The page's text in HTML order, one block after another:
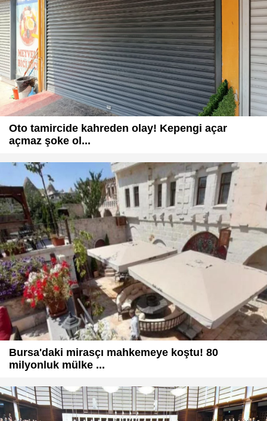
Oto tamircide kahreden olay! Kepengi açar
açmaz şoke ol...
Bursa'daki mirasçı mahkemeye koştu! 80
milyonluk mülke ...